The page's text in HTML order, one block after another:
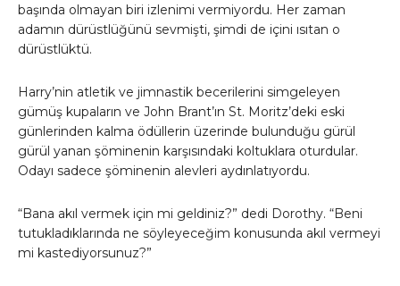
başında olmayan biri izlenimi vermiyordu. Her zaman
adamın dürüstlüğünü sevmişti, şimdi de içini ısıtan o
dürüstlüktü.
Harry’nin atletik ve jimnastik becerilerini simgeleyen
gümüş kupaların ve John Brant’ın St. Moritz’deki eski
günlerinden kalma ödüllerin üzerinde bulunduğu gürül
gürül yanan şöminenin karşısındaki koltuklara oturdular.
Odayı sadece şöminenin alevleri aydınlatıyordu.
“Bana akıl vermek için mi geldiniz?” dedi Dorothy. “Beni
tutukladıklarında ne söyleyeceğim konusunda akıl vermeyi
mi kastediyorsunuz?”